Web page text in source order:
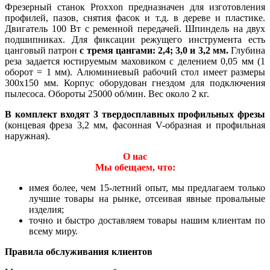
Фрезерный станок Proxxon предназначен для изготовления
профилей, пазов, снятия фасок и т.д. в дереве и пластике.
Двигатель 100 Вт с ременной передачей. Шпиндель на двух
подшипниках. Для фиксации режущего инструмента есть
цанговый патронс тремя цангами: 2,4; 3,0 и 3,2 мм.Глубина
реза задается юстируемым маховиком с делением 0,05 мм (1
оборот = 1 мм). Алюминиевый рабочий стол имеет размеры
300х150 мм. Корпус оборудован гнездом для подключения
пылесоса. Обороты 25000 об/мин. Вес около 2 кг.
В комплект входят 3 твердосплавных профильных фрезы
(концевая фреза 3,2 мм, фасонная V-образная и профильная
наружная).
О нас
Мы обещаем, что:
имея более, чем 15-летний опыт, мы предлагаем только
лучшие товары на рынке, отсеивая явные провальные
изделия;
точно и быстро доставляем товары нашим клиентам по
всему миру.
Правила обслуживания клиентов